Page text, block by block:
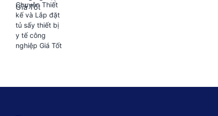
Chuyên Thiết
kế và Lắp đặt
tủ sấy thiết bị
y tế công
nghiệp Giá Tốt